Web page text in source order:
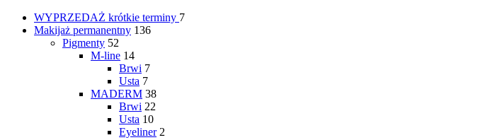
WYPRZEDAŻ krótkie terminy 7
Makijaż permanentny 136
Pigmenty 52
M-line 14
Brwi 7
Usta 7
MADERM 38
Brwi 22
Usta 10
Eyeliner 2